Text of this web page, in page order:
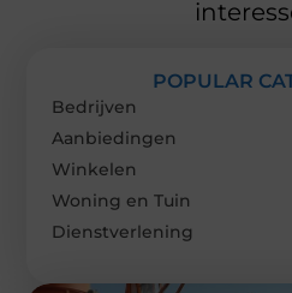
POPULAR
Bedrijven
Aanbiedingen
Winkelen
Woning en Tuin
Dienstverlening